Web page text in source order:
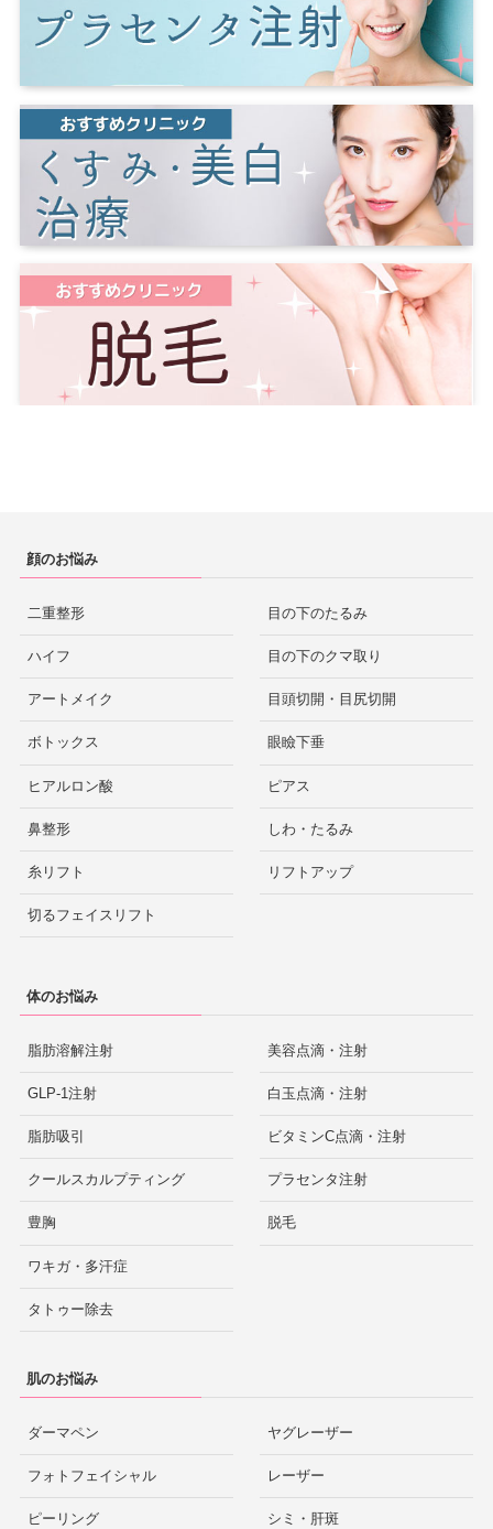
顔のお悩み
二重整形
ハイフ
アートメイク
ボトックス
ヒアルロン酸
鼻整形
糸リフト
切るフェイスリフト
目の下のたるみ
目の下のクマ取り
目頭切開・目尻切開
眼瞼下垂
ピアス
しわ・たるみ
リフトアップ
体のお悩み
脂肪溶解注射
GLP-1注射
脂肪吸引
クールスカルプティング
豊胸
ワキガ・多汗症
タトゥー除去
美容点滴・注射
白玉点滴・注射
ビタミンC点滴・注射
プラセンタ注射
脱毛
肌のお悩み
ダーマペン
フォトフェイシャル
ピーリング
ヤグレーザー
レーザー
シミ・肝斑